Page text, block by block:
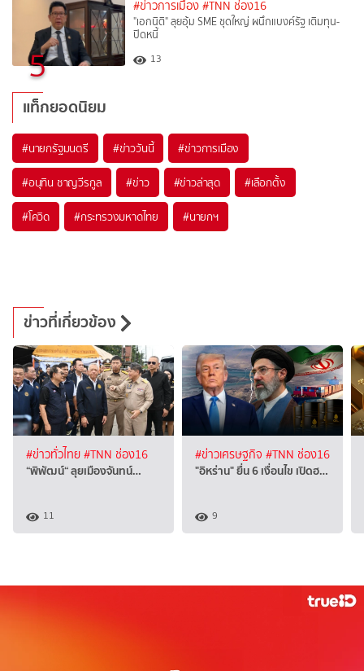
5
#ข่าวการเมือง #TNN ช่อง16
"เอกนิติ" ลุยอุ้ม SME ชุดใหญ่ ผนึกแบงค์รัฐ เติมทุน-
ปิดหนี้
13
แท็กยอดนิยม
#นายกรัฐมนตรี #ข่าววันนี้ #ข่าวการเมือง
#อนุทิน ชาญวีรกูล #ข่าว #ข่าวล่าสุด #เลือกตั้ง
#โควิด #กระทรวงมหาดไทย #นายกฯ
ข่าวที่เกี่ยวข้อง
#ข่าวทั่วไทย#TNN ช่อง16
“พิพัฒน์“ ลุยเมืองจันทน์…
11
#ข่าวเศรษฐกิจ #TNN ช่อง16
"อิหร่าน" ยื่น 6 เงื่อนไข เปิดฮ…
9